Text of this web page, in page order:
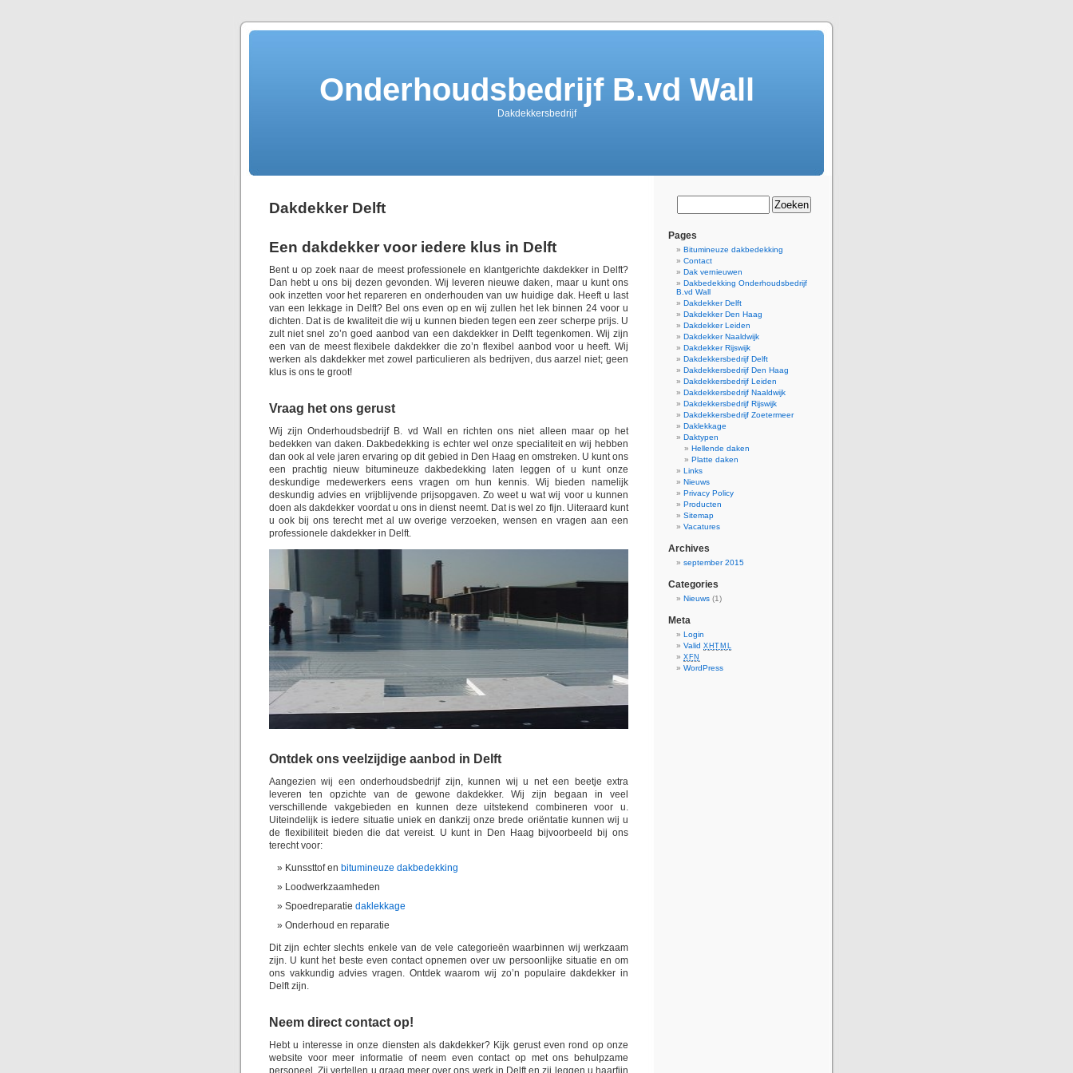
Onderhoudsbedrijf B.vd Wall
Dakdekkersbedrijf
Dakdekker Delft
Een dakdekker voor iedere klus in Delft
Bent u op zoek naar de meest professionele en klantgerichte dakdekker in Delft?
Dan hebt u ons bij dezen gevonden. Wij leveren nieuwe daken, maar u kunt ons
ook inzetten voor het repareren en onderhouden van uw huidige dak. Heeft u last
van een lekkage in Delft? Bel ons even op en wij zullen het lek binnen 24 voor u
dichten. Dat is de kwaliteit die wij u kunnen bieden tegen een zeer scherpe prijs. U
zult niet snel zo’n goed aanbod van een dakdekker in Delft tegenkomen. Wij zijn
een van de meest flexibele dakdekker die zo’n flexibel aanbod voor u heeft. Wij
werken als dakdekker met zowel particulieren als bedrijven, dus aarzel niet; geen
klus is ons te groot!
Vraag het ons gerust
Wij zijn Onderhoudsbedrijf B. vd Wall en richten ons niet alleen maar op het
bedekken van daken. Dakbedekking is echter wel onze specialiteit en wij hebben
dan ook al vele jaren ervaring op dit gebied in Den Haag en omstreken. U kunt ons
een prachtig nieuw bitumineuze dakbedekking laten leggen of u kunt onze
deskundige medewerkers eens vragen om hun kennis. Wij bieden namelijk
deskundig advies en vrijblijvende prijsopgaven. Zo weet u wat wij voor u kunnen
doen als dakdekker voordat u ons in dienst neemt. Dat is wel zo fijn. Uiteraard kunt
u ook bij ons terecht met al uw overige verzoeken, wensen en vragen aan een
professionele dakdekker in Delft.
Ontdek ons veelzijdige aanbod in Delft
Aangezien wij een onderhoudsbedrijf zijn, kunnen wij u net een beetje extra
leveren ten opzichte van de gewone dakdekker. Wij zijn begaan in veel
verschillende vakgebieden en kunnen deze uitstekend combineren voor u.
Uiteindelijk is iedere situatie uniek en dankzij onze brede oriëntatie kunnen wij u
de flexibiliteit bieden die dat vereist. U kunt in Den Haag bijvoorbeeld bij ons
terecht voor:
Kunssttof en bitumineuze dakbedekking
Loodwerkzaamheden
Spoedreparatie daklekkage
Onderhoud en reparatie
Dit zijn echter slechts enkele van de vele categorieën waarbinnen wij werkzaam
zijn. U kunt het beste even contact opnemen over uw persoonlijke situatie en om
ons vakkundig advies vragen. Ontdek waarom wij zo’n populaire dakdekker in
Delft zijn.
Neem direct contact op!
Hebt u interesse in onze diensten als dakdekker? Kijk gerust even rond op onze
website voor meer informatie of neem even contact op met ons behulpzame
personeel. Zij vertellen u graag meer over ons werk in Delft en zij leggen u haarfijn
Pages
Bitumineuze dakbedekking
Contact
Dak vernieuwen
Dakbedekking Onderhoudsbedrijf
B.vd Wall
Dakdekker Delft
Dakdekker Den Haag
Dakdekker Leiden
Dakdekker Naaldwijk
Dakdekker Rijswijk
Dakdekkersbedrijf Delft
Dakdekkersbedrijf Den Haag
Dakdekkersbedrijf Leiden
Dakdekkersbedrijf Naaldwijk
Dakdekkersbedrijf Rijswijk
Dakdekkersbedrijf Zoetermeer
Daklekkage
Daktypen
Hellende daken
Platte daken
Links
Nieuws
Privacy Policy
Producten
Sitemap
Vacatures
Archives
september 2015
Categories
Nieuws (1)
Meta
Login
Valid XHTML
XFN
WordPress